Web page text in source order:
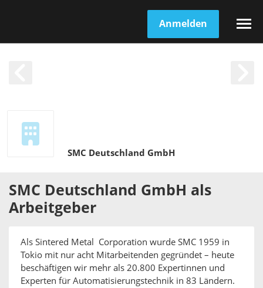
Anmelden
SMC Deutschland GmbH
SMC Deutschland GmbH als
Arbeitgeber
Als Sintered Metal Corporation wurde SMC 1959 in
Tokio mit nur acht Mitarbeitenden gegründet – heute
beschäftigen wir mehr als 20.800 Expertinnen und
Experten für Automatisierungstechnik in 83 Ländern.